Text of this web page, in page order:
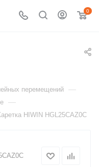
0
перемещений —
—
HIWIN HGL25CAZ0C